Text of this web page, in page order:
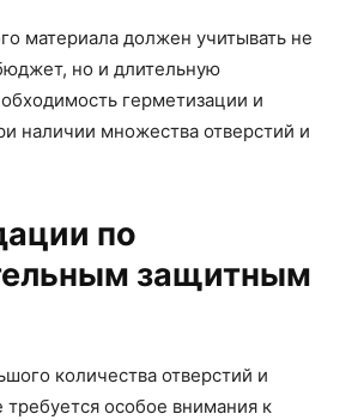
материала должен учитывать не
но и длительную
герметизации и
наличии множества отверстий и
по
защитным
количества отверстий и
требуется особое внимания к